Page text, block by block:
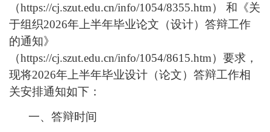
（https://cj.szut.edu.cn/info/1054/8355.htm） 和《关
于组织2026年上半年毕业论文（设计）答辩工作
的通知》
（https://cj.szut.edu.cn/info/1054/8615.htm）要求，
现将2026年上半年毕业设计（论文）答辩工作相
关安排通知如下：
一、答辩时间